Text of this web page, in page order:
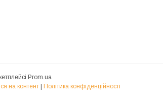
Prom.ua
на контент Політика конфіденційності